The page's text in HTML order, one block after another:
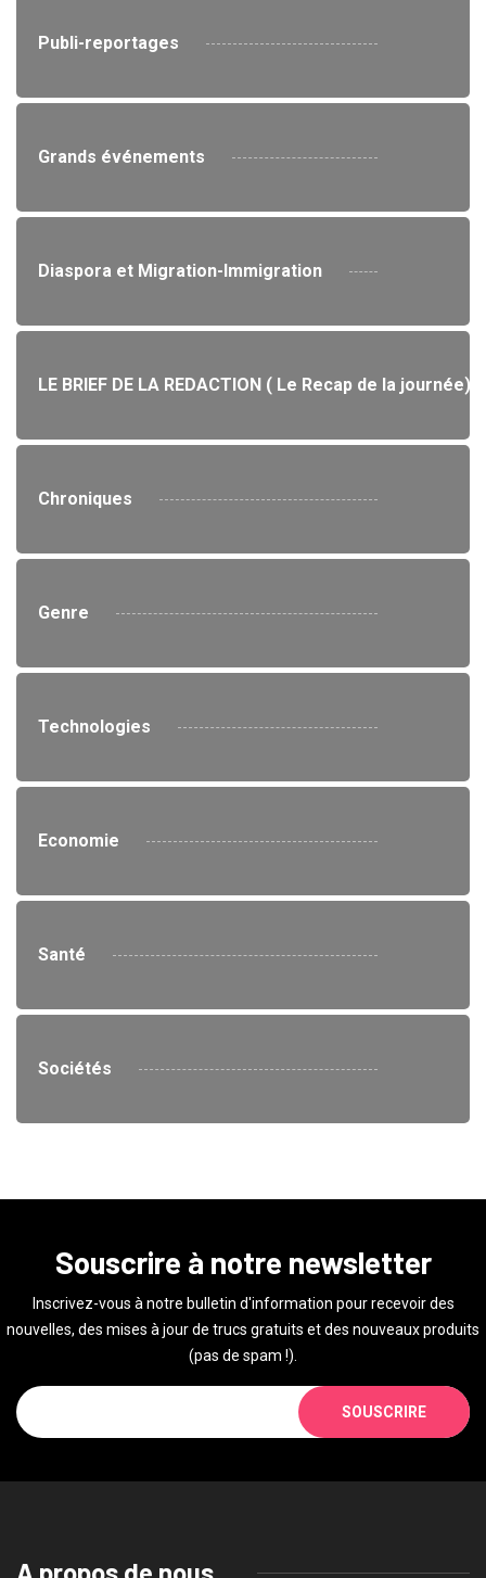
Publi-reportages
Grands événements
Diaspora et Migration-Immigration
LE BRIEF DE LA REDACTION ( Le Recap de la journée)
Chroniques
Genre
Technologies
Economie
Santé
Sociétés
Souscrire à notre newsletter
Inscrivez-vous à notre bulletin d'information pour recevoir des
nouvelles, des mises à jour de trucs gratuits et des nouveaux produits
(pas de spam !).
SOUSCRIRE